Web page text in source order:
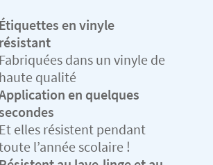
Étiquettes en vinyle
résistant
Fabriquées dans un vinyle de
haute qualité
en quelques
Et elles résistent pendant
l’année scolaire !